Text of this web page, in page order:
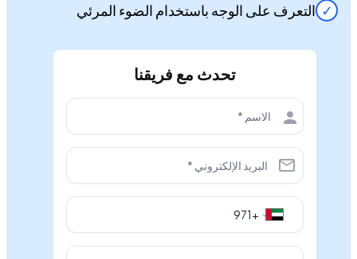
✓ التعرف على الوجه باستخدام الضوء المرئي
تحدث مع فريقنا
بوانيكا جالاجودا
بصفتي عميلًا لشركة PenielTech LLC، لا أستطيع إلا أن أشيد بالدعم
الفني والخدمة العامة الممتازة. كلما واجهت مشكلة أو كان لدي استفسار،
كان فريق الدعم سريع الاستجابة وذو معرفة كبيرة. لا يقتصر دورهم على
حل المشكلات فحسب، بل يحرصون أيضًا على أن أفهم الحل جيدًا